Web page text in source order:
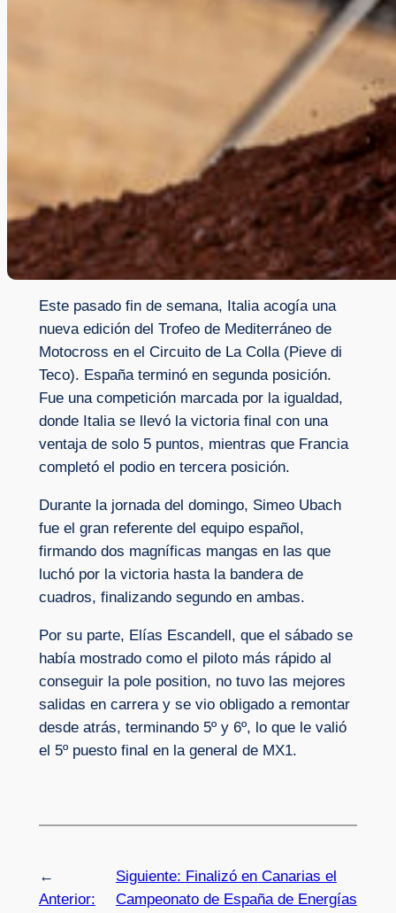
Este pasado fin de semana, Italia acogía una
nueva edición del Trofeo de Mediterráneo de
Motocross en el Circuito de La Colla (Pieve di
Teco). España terminó en segunda posición.
Fue una competición marcada por la igualdad,
donde Italia se llevó la victoria final con una
ventaja de solo 5 puntos, mientras que Francia
completó el podio en tercera posición.
Durante la jornada del domingo, Simeo Ubach
fue el gran referente del equipo español,
firmando dos magníficas mangas en las que
luchó por la victoria hasta la bandera de
cuadros, finalizando segundo en ambas.
Por su parte, Elías Escandell, que el sábado se
había mostrado como el piloto más rápido al
conseguir la pole position, no tuvo las mejores
salidas en carrera y se vio obligado a remontar
desde atrás, terminando 5º y 6º, lo que le valió
el 5º puesto final en la general de MX1.
←
Anterior:
Siguiente: Finalizó en Canarias el
Campeonato de España de Energías